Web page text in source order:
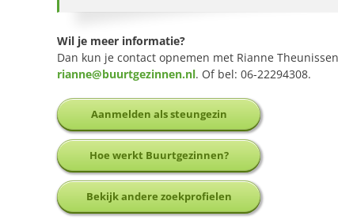
Wil je meer informatie?
Dan kun je contact opnemen met Rianne
rianne@buurtgezinnen.nl. Of bel: 06-22294308.
Aanmelden als steungezin
Hoe werkt Buurtgezinnen?
Bekijk andere zoekprofielen